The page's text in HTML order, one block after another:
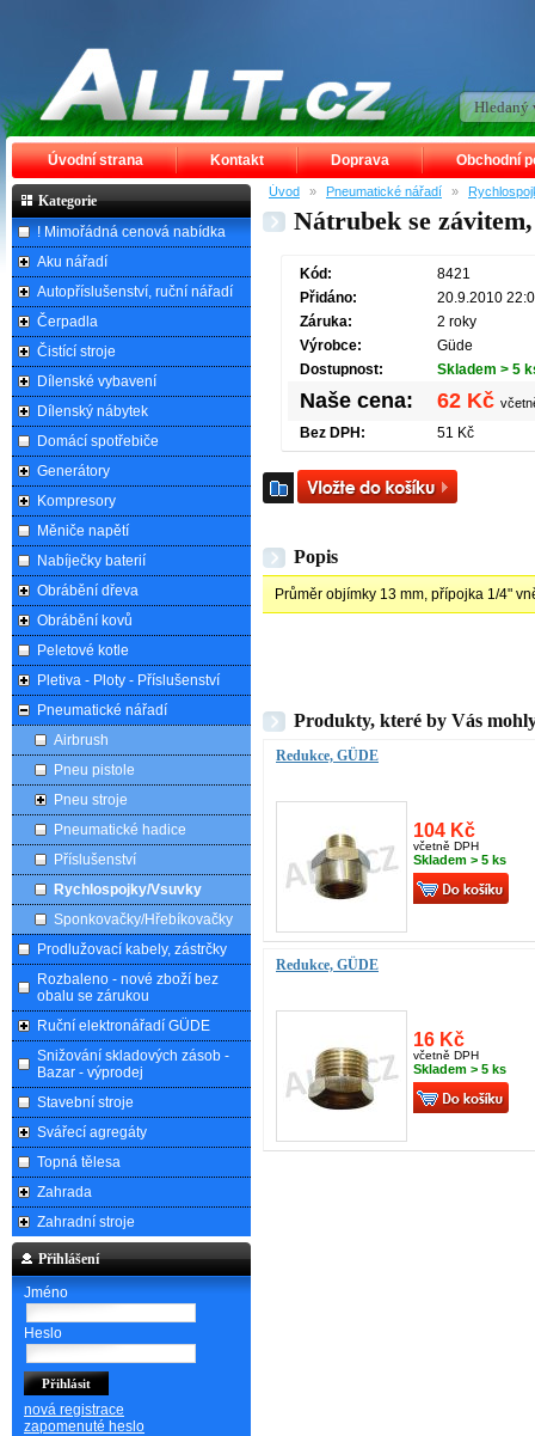
Úvod » Pneumatické nářadí »
Nátrubek se
Kód:
8421
Přidáno:
20.9.2010
Záruka:
2 roky
Výrobce:
Güde
Dostupnost:
Skladem > 5
Naše cena: 62 Kč
Bez DPH: 51 Kč
Popis
Průměr objímky 13 mm, přípojka 1/4"
Produkty, které by Vás
Redukce, GÜDE
104 Kč
včetně DPH
Skladem > 5 ks
Redukce, GÜDE
16 Kč
včetně DPH
Skladem > 5 ks
Úvodní strana Kontakt Doprava Obchodní
Kategorie
! Mimořádná cenová nabídka
Aku nářadí
Autopříslušenství, ruční nářadí
Čerpadla
Čistící stroje
Dílenské vybavení
Dílenský nábytek
Domácí spotřebiče
Generátory
Kompresory
Měniče napětí
Nabíječky baterií
Obrábění dřeva
Obrábění kovů
Peletové kotle
Pletiva - Ploty - Příslušenství
Pneumatické nářadí
Airbrush
Pneu pistole
Pneu stroje
Pneumatické hadice
Příslušenství
Rychlospojky/Vsuvky
Sponkovačky/Hřebíkovačky
Prodlužovací kabely, zástrčky
Rozbaleno - nové zboží bez
obalu se zárukou
Ruční elektronářadí GÜDE
Snižování skladových zásob -
Bazar - výprodej
Stavební stroje
Svářecí agregáty
Topná tělesa
Zahrada
Zahradní stroje
Přihlášení
Jméno
Heslo
nová registrace
zapomenuté heslo